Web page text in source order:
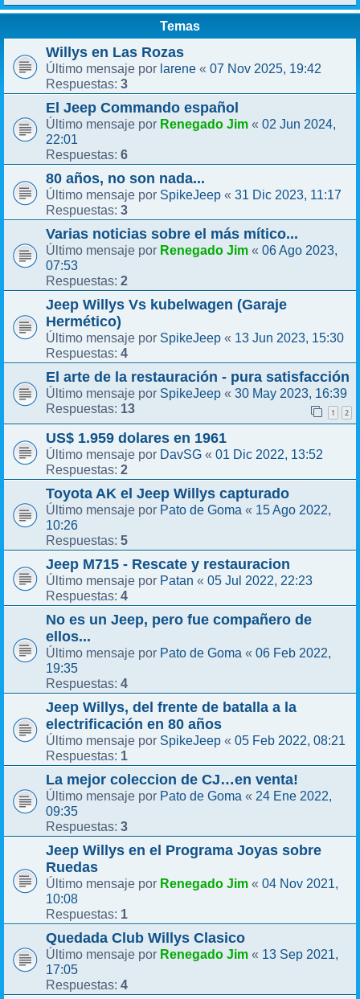
Temas
Willys en Las Rozas
Último mensaje por larene « 07 Nov 2025, 19:42
Respuestas: 3
El Jeep Commando español
Último mensaje por Renegado Jim « 02 Jun 2024,
22:01
Respuestas: 6
80 años, no son nada...
Último mensaje por SpikeJeep « 31 Dic 2023, 11:17
Respuestas: 3
Varias noticias sobre el más mítico...
Último mensaje por Renegado Jim « 06 Ago 2023,
07:53
Respuestas: 2
Jeep Willys Vs kubelwagen (Garaje
Hermético)
Último mensaje por SpikeJeep « 13 Jun 2023, 15:30
Respuestas: 4
El arte de la restauración - pura satisfacción
Último mensaje por SpikeJeep « 30 May 2023, 16:39
Respuestas: 13 1 2
US$ 1.959 dolares en 1961
Último mensaje por DavSG « 01 Dic 2022, 13:52
Respuestas: 2
Toyota AK el Jeep Willys capturado
Último mensaje por Pato de Goma « 15 Ago 2022,
10:26
Respuestas: 5
Jeep M715 - Rescate y restauracion
Último mensaje por Patan « 05 Jul 2022, 22:23
Respuestas: 4
No es un Jeep, pero fue compañero de
ellos...
Último mensaje por Pato de Goma « 06 Feb 2022,
19:35
Respuestas: 4
Jeep Willys, del frente de batalla a la
electrificación en 80 años
Último mensaje por SpikeJeep « 05 Feb 2022, 08:21
Respuestas: 1
La mejor coleccion de CJ…en venta!
Último mensaje por Pato de Goma « 24 Ene 2022,
09:35
Respuestas: 3
Jeep Willys en el Programa Joyas sobre
Ruedas
Último mensaje por Renegado Jim « 04 Nov 2021,
10:08
Respuestas: 1
Quedada Club Willys Clasico
Último mensaje por Renegado Jim « 13 Sep 2021,
17:05
Respuestas: 4